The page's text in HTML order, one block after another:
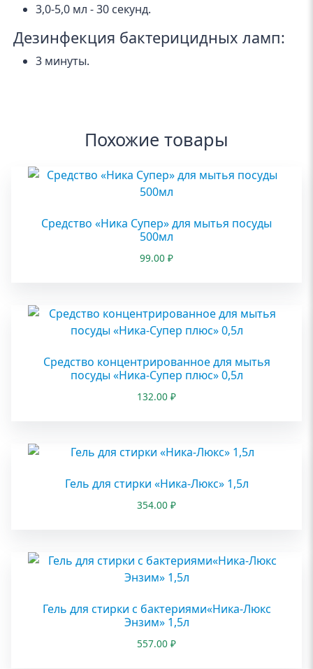
3,0-5,0 мл - 30 секунд.
Дезинфекция бактерицидных ламп:
3 минуты.
Похожие товары
Средство «Ника Супер» для мытья посуды
500мл
99.00 ₽
Средство концентрированное для мытья
посуды «Ника-Супер плюс» 0,5л
132.00 ₽
Гель для стирки «Ника-Люкс» 1,5л
354.00 ₽
Гель для стирки с бактериями«Ника-Люкс
Энзим» 1,5л
557.00 ₽